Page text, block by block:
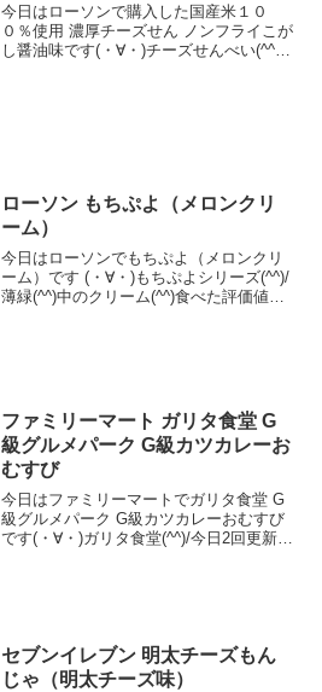
今日はローソンで購入した国産米１０
０％使用 濃厚チーズせん ノンフライこが
し醤油味です(・∀・)チーズせんべい(^^)/
ローソン もちぷよ（メロンクリ
ーム）
今日はローソンでもちぷよ（メロンクリ
ーム）です (・∀・)もちぷよシリーズ(^^)/
薄緑(^^)中のクリーム(^^)食べた評価値
ファミリーマート ガリタ食堂 G
級グルメパーク G級カツカレーお
むすび
今日はファミリーマートでガリタ食堂 G
級グルメパーク G級カツカレーおむすび
です(・∀・)ガリタ食堂(^^)/今日2回更新の
セブンイレブン 明太チーズもん
じゃ（明太チーズ味）